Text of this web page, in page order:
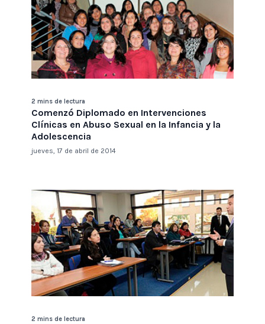
2 mins de lectura
Comenzó Diplomado en Intervenciones
Clínicas en Abuso Sexual en la Infancia y la
Adolescencia
jueves, 17 de abril de 2014
2 mins de lectura